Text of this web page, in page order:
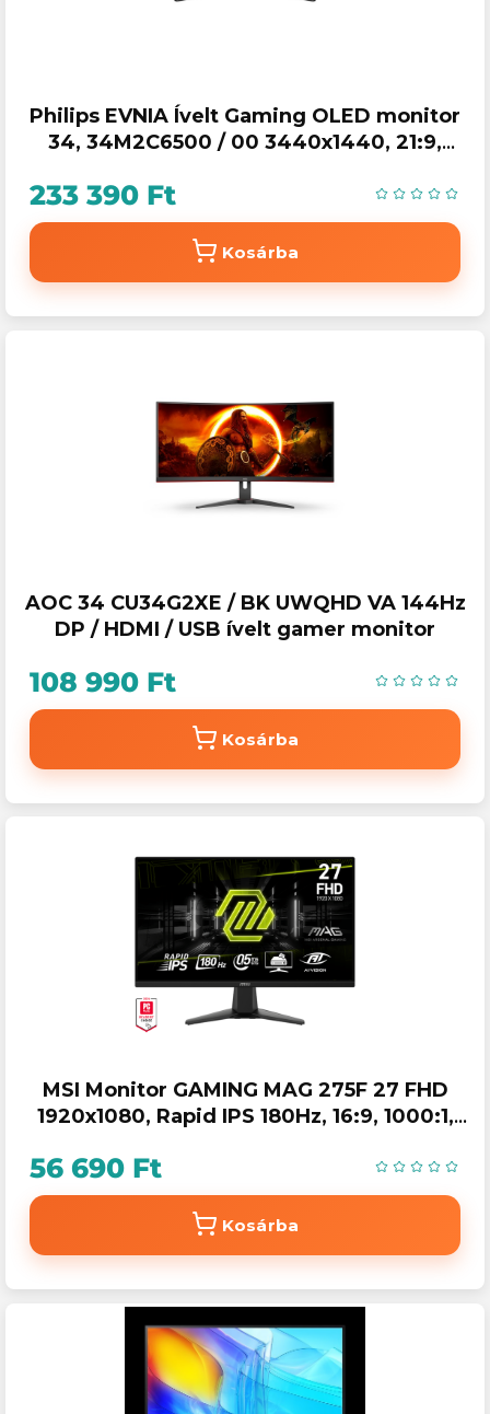
Philips EVNIA Ívelt Gaming OLED monitor
34, 34M2C6500 / 00 3440x1440, 21:9,
233 390 Ft
Kosárba
AOC 34 CU34G2XE / BK UWQHD VA 144Hz
DP / HDMI / USB ívelt gamer monitor
108 990 Ft
Kosárba
MSI Monitor GAMING MAG 275F 27 FHD
1920x1080, Rapid IPS 180Hz, 16:9, 1000:1,
56 690 Ft
Kosárba